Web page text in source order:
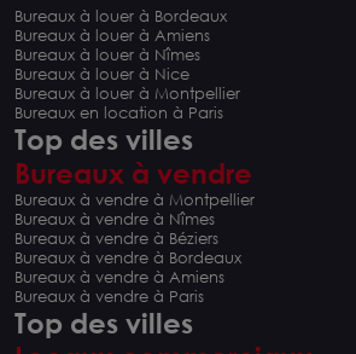
Bureaux à louer à Bordeaux
Bureaux à louer à Amiens
Bureaux à louer à Nîmes
Bureaux à louer à Nice
Bureaux à louer à Montpellier
Bureaux en location à Paris
Top des villes
Bureaux à vendre
Bureaux à vendre à Montpellier
Bureaux à vendre à Nîmes
Bureaux à vendre à Béziers
Bureaux à vendre à Bordeaux
Bureaux à vendre à Amiens
Bureaux à vendre à Paris
Top des villes